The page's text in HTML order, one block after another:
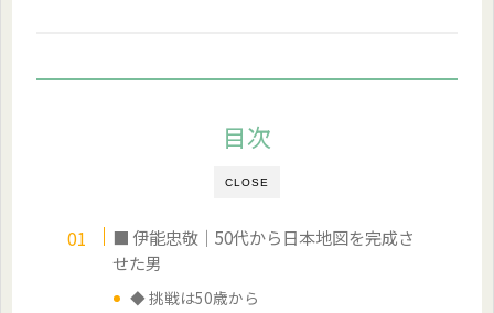
CLOSE
目次
■ 伊能忠敬｜50代から日本地図を完成さ
せた男
◆ 挑戦は50歳から